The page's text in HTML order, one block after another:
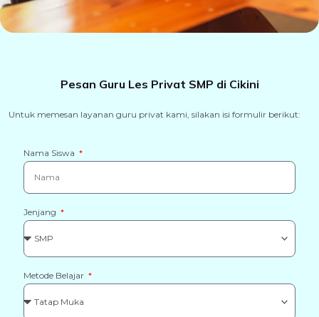
Pesan Guru Les Privat SMP di Cikini
Untuk memesan layanan guru privat kami, silakan isi formulir berikut:
Nama Siswa
Jenjang
Metode Belajar